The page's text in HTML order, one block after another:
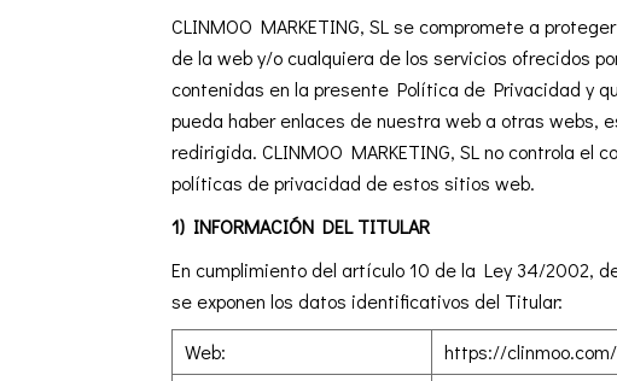
CLINMOO MARKETING, SL se compromete a
de la web y/o cualquiera de los servicios ofrecidos
contenidas en la presente Política de Privacidad y
pueda haber enlaces de nuestra web a otras webs,
redirigida. CLINMOO MARKETING, SL no controla
políticas de privacidad de estos sitios web.
1) INFORMACIÓN DEL TITULAR
En cumplimiento del artículo 10 de la Ley 34/2002,
se exponen los datos identificativos del Titular:
Web:
https://clinmoo.com/